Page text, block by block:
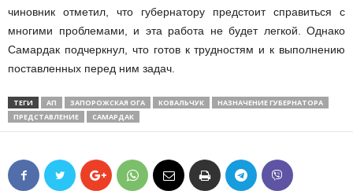
чиновник отметил, что губернатору предстоит справиться с
многими проблемами, и эта работа не будет легкой. Однако
Самардак подчеркнул, что готов к трудностям и к выполнению
поставленных перед ним задач.
ТЕГИ АП ЗАПОРОЖСКАЯ ОГА КОВАЛЬЧУК
НАЗНАЧЕНИЕ ГУБЕРНАТОРА
ПРЕДСТАВЛЕНИЕ
САМАРДАК